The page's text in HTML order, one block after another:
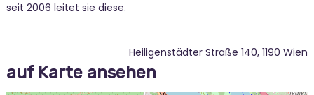
seit 2006 leitet sie diese.
Heiligenstädter Straße 140, 1190 Wien
auf Karte ansehen